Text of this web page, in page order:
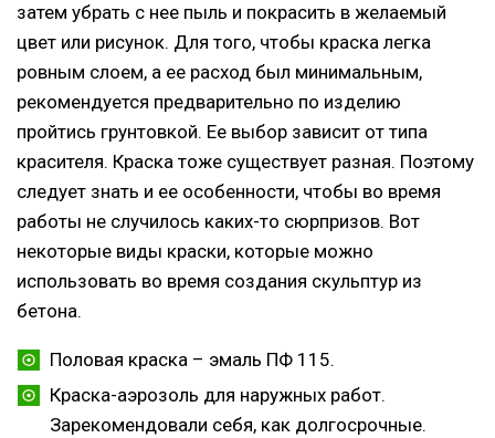
затем убрать с нее пыль и покрасить в желаемый
цвет или рисунок. Для того, чтобы краска легка
ровным слоем, а ее расход был минимальным,
рекомендуется предварительно по изделию
пройтись грунтовкой. Ее выбор зависит от типа
красителя. Краска тоже существует разная. Поэтому
следует знать и ее особенности, чтобы во время
работы не случилось каких-то сюрпризов. Вот
некоторые виды краски, которые можно
использовать во время создания скульптур из
бетона.
Половая краска – эмаль ПФ 115.
Краска-аэрозоль для наружных работ.
Зарекомендовали себя, как долгосрочные.